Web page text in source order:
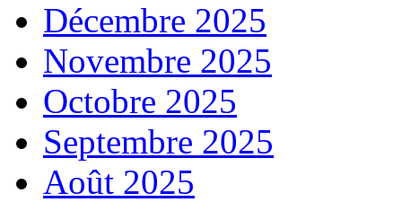
Décembre 2025
Novembre 2025
Octobre 2025
Septembre 2025
Août 2025